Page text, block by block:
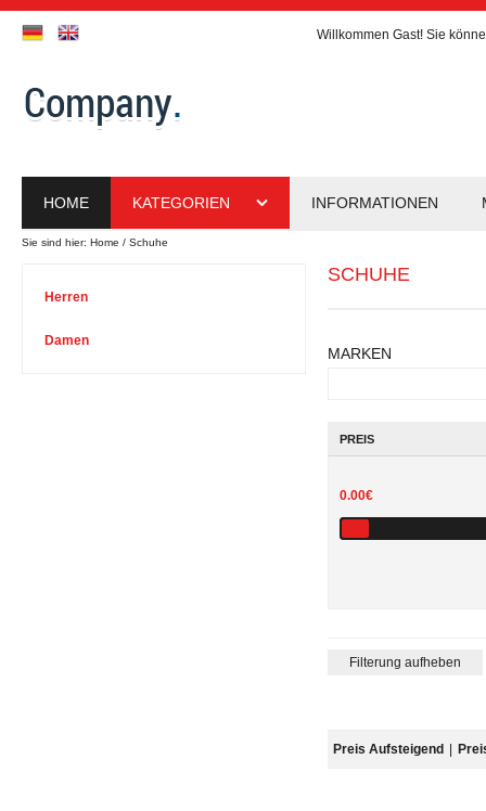
Willkommen Gast! Sie
HOME KATEGORIEN INFORMATIONEN
Sie sind hier: Home Schuhe
Herren
Damen
SCHUHE
MARKEN
PREIS
0.00€
Filterung aufheben
Preis Aufsteigend